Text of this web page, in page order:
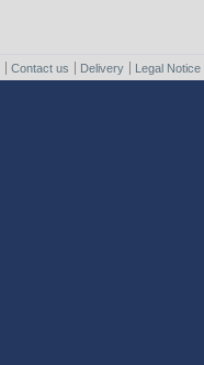
Contact us Delivery Legal Notice